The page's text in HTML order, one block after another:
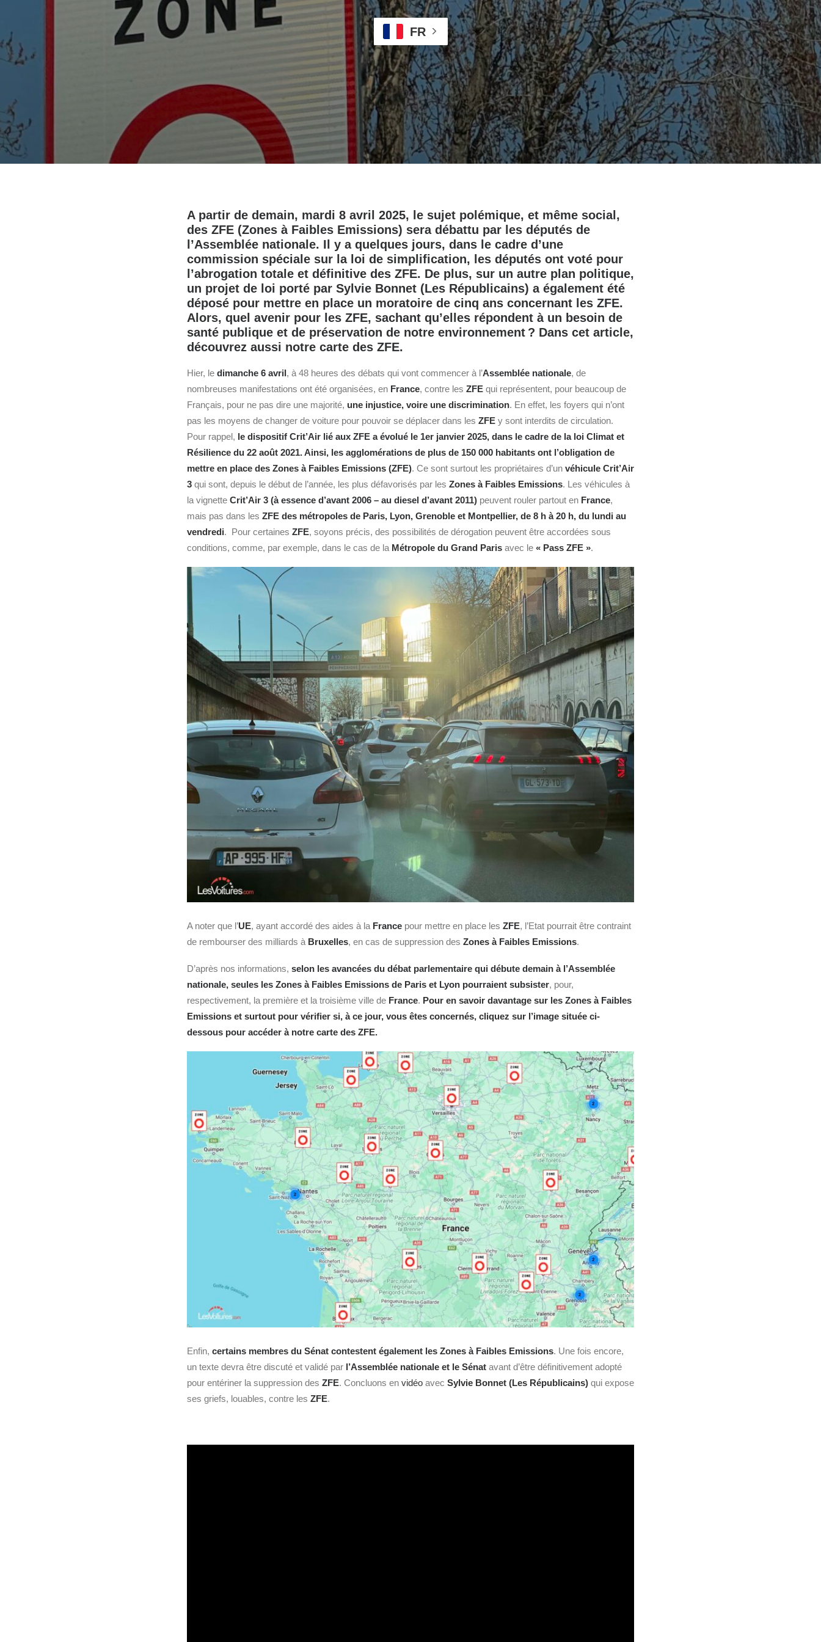
FR
A partir de demain, mardi 8 avril 2025, le sujet polémique, et même social,
des ZFE (Zones à Faibles Emissions) sera débattu par les députés de
l’Assemblée nationale. Il y a quelques jours, dans le cadre d’une
commission spéciale sur la loi de simplification, les députés ont voté pour
l’abrogation totale et définitive des ZFE. De plus, sur un autre plan politique,
un projet de loi porté par Sylvie Bonnet (Les Républicains) a également été
déposé pour mettre en place un moratoire de cinq ans concernant les ZFE.
Alors, quel avenir pour les ZFE, sachant qu’elles répondent à un besoin de
santé publique et de préservation de notre environnement ? Dans cet article,
découvrez aussi notre carte des ZFE.
Hier, le dimanche 6 avril, à 48 heures des débats qui vont commencer à l’Assemblée nationale, de
nombreuses manifestations ont été organisées, en France, contre les ZFE qui représentent, pour beaucoup de
Français, pour ne pas dire une majorité, une injustice, voire une discrimination. En effet, les foyers qui n’ont
pas les moyens de changer de voiture pour pouvoir se déplacer dans les ZFE y sont interdits de circulation.
Pour rappel, le dispositif Crit’Air lié aux ZFE a évolué le 1er janvier 2025, dans le cadre de la loi Climat et
Résilience du 22 août 2021. Ainsi, les agglomérations de plus de 150 000 habitants ont l’obligation de
mettre en place des Zones à Faibles Emissions (ZFE). Ce sont surtout les propriétaires d’un véhicule Crit’Air
3 qui sont, depuis le début de l’année, les plus défavorisés par les Zones à Faibles Emissions. Les véhicules à
la vignette Crit’Air 3 (à essence d’avant 2006 – au diesel d’avant 2011) peuvent rouler partout en France,
mais pas dans les ZFE des métropoles de Paris, Lyon, Grenoble et Montpellier, de 8 h à 20 h, du lundi au
vendredi. Pour certaines ZFE, soyons précis, des possibilités de dérogation peuvent être accordées sous
conditions, comme, par exemple, dans le cas de la Métropole du Grand Paris avec le « Pass ZFE ».
A noter que l’UE, ayant accordé des aides à la France pour mettre en place les ZFE, l’Etat pourrait être contraint
de rembourser des milliards à Bruxelles, en cas de suppression des Zones à Faibles Emissions.
D’après nos informations, selon les avancées du débat parlementaire qui débute demain à l’Assemblée
nationale, seules les Zones à Faibles Emissions de Paris et Lyon pourraient subsister, pour,
respectivement, la première et la troisième ville de France. Pour en savoir davantage sur les Zones à Faibles
Emissions et surtout pour vérifier si, à ce jour, vous êtes concernés, cliquez sur l’image située ci-
dessous pour accéder à notre carte des ZFE.
Enfin, certains membres du Sénat contestent également les Zones à Faibles Emissions. Une fois encore,
un texte devra être discuté et validé par l’Assemblée nationale et le Sénat avant d’être définitivement adopté
pour entériner la suppression des ZFE. Concluons en vidéo avec Sylvie Bonnet (Les Républicains) qui expose
ses griefs, louables, contre les ZFE.